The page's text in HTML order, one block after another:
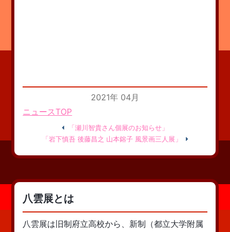
2021年 04月
ニュースTOP
「瀬川智貴さん個展のお知らせ」
「岩下慎吾 後藤昌之 山本鎔子 風景画三人展」
八雲展とは
八雲展は旧制府立高校から、新制（都立大学附属